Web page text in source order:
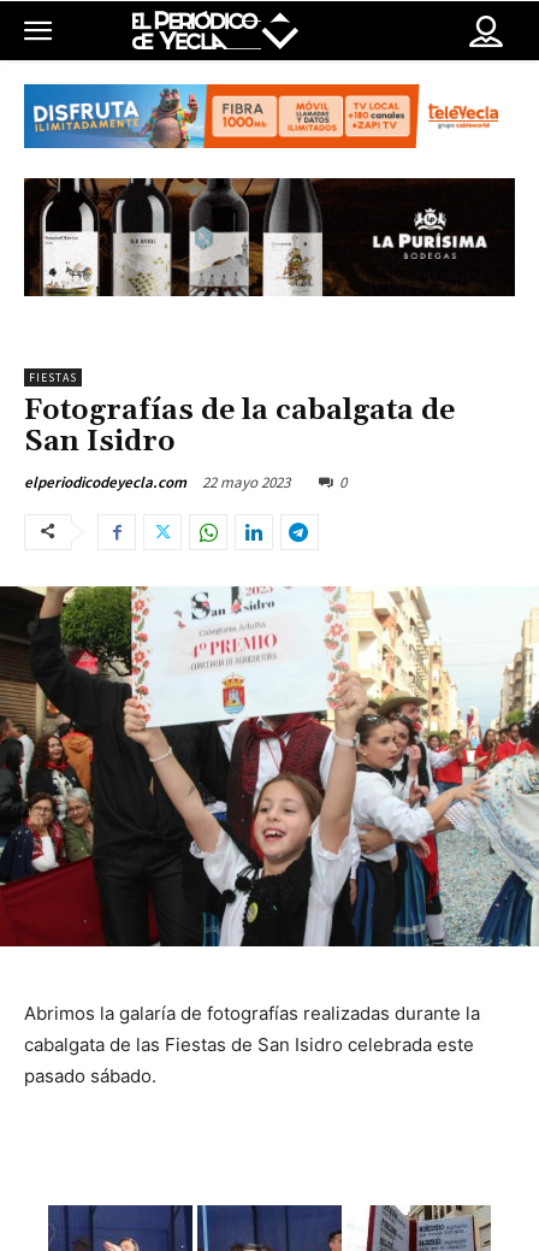
FIESTAS
Fotografías de la cabalgata de
San Isidro
elperiodicodeyecla.com 22 mayo 2023 0
Abrimos la galaría de fotografías realizadas durante la
cabalgata de las Fiestas de San Isidro celebrada este
pasado sábado.